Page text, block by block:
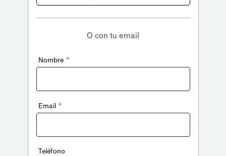
O con tu email
Nombre *
Email *
Teléfono